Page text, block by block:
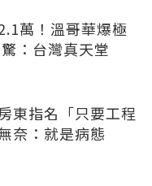
萬！溫哥華爆極
：台灣真天堂
東指名「只要工程
奈：就是病態